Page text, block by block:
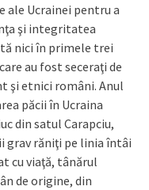
Ucrainei pentru a
şi integritatea
nici în primele trei
au fost seceraţi de
şi etnici români. Anul
păcii în Ucraina
din satul Carapciu,
grav răniţi pe linia întâi
cu viaţă, tânărul
de origine, din